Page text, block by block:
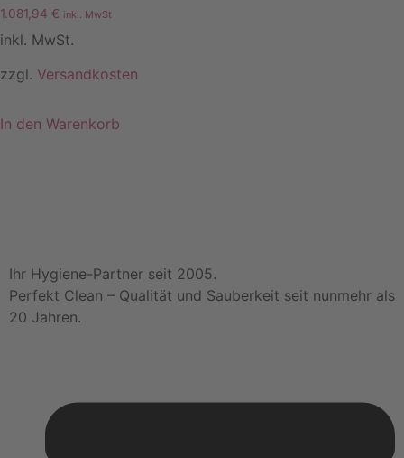
1.081,94 € inkl. MwSt
inkl. MwSt.
zzgl. Versandkosten
In den Warenkorb
Ihr Hygiene-Partner seit 2005.
Perfekt Clean – Qualität und Sauberkeit seit nunmehr als
20 Jahren.